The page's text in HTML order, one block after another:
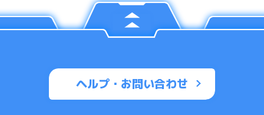
ヘルプ・お問い合わせ